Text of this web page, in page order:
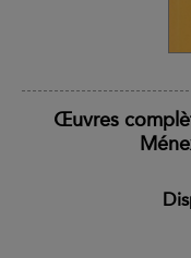
Œuvres